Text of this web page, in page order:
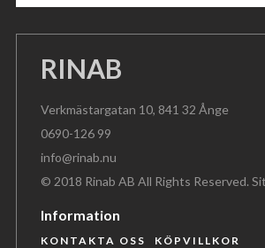
RINAB
Verkmästargatan 10, 841 32 Ånge
0690-126 99
info@rinab.nu
© 2018 Rinab AB All Rights Reserved.
Information
KONTAKTA OSS
KÖPVILLKOR